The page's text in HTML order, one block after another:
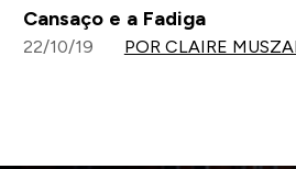
Cansaço e a Fadiga
22/10/19 POR CLAIRE